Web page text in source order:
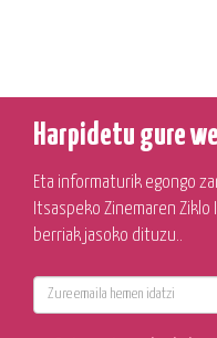
Harpidetu gure
Eta informaturik egongo
Itsaspeko Zinemaren
berriak jasoko dituzu..